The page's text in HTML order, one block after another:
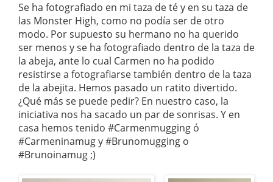
Se ha fotografiado en mi taza de té y en su taza de
las Monster High, como no podía ser de otro
modo. Por supuesto su hermano no ha querido
ser menos y se ha fotografiado dentro de la taza de
la abeja, ante lo cual Carmen no ha podido
resistirse a fotografiarse también dentro de la taza
de la abejita. Hemos pasado un ratito divertido.
¿Qué más se puede pedir? En nuestro caso, la
iniciativa nos ha sacado un par de sonrisas. Y en
casa hemos tenido #Carmenmugging ó
#Carmeninamug y #Brunomugging o
#Brunoinamug ;)